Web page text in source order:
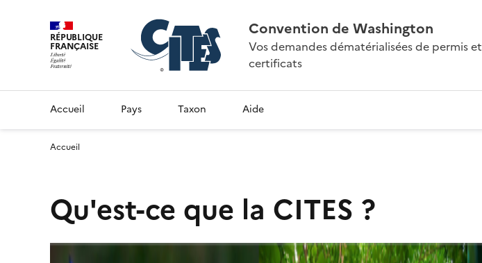
RÉPUBLIQUE
FRANÇAISE
Convention de Washington
Vos demandes dématérialisées de permis et
certificats
Accueil Pays Taxon Aide
Accueil
Qu'est-ce que la CITES ?